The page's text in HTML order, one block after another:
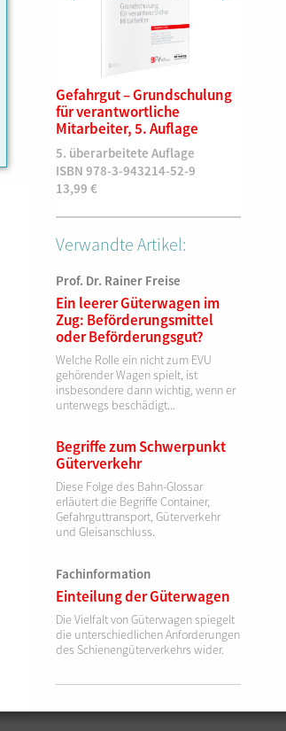
Gefahrgut – Grundschulung
für verantwortliche
Mitarbeiter, 5. Auflage
5. überarbeitete Auflage
ISBN 978-3-943214-52-9
13,99 €
Verwandte Artikel:
Prof. Dr. Rainer Freise
Ein leerer Güterwagen im
Zug: Beförderungsmittel
oder Beförderungsgut?
Welche Rolle ein nicht zum EVU
gehörender Wagen spielt, ist
insbesondere dann wichtig, wenn er
unterwegs beschädigt...
Begriffe zum Schwerpunkt
Güterverkehr
Diese Folge des Bahn-Glossar
erläutert die Begriffe Container,
Gefahrguttransport, Güterverkehr
und Gleisanschluss.
Fachinformation
Einteilung der Güterwagen
Die Vielfalt von Güterwagen spiegelt
die unterschiedlichen Anforderungen
des Schienengüterverkehrs wider.